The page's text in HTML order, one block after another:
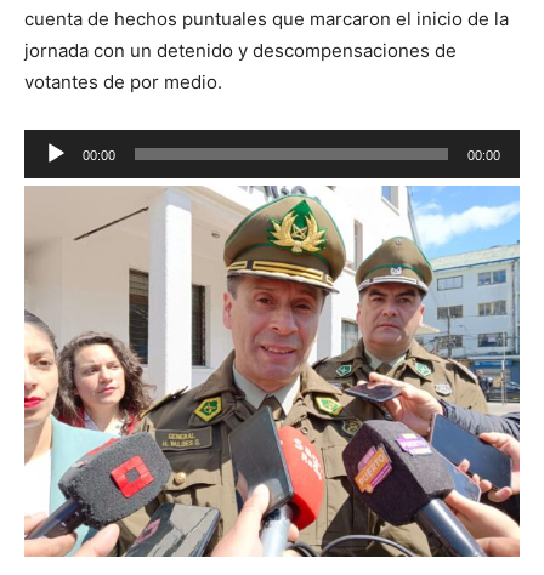
cuenta de hechos puntuales que marcaron el inicio de la
jornada con un detenido y descompensaciones de
votantes de por medio.
Reproductor
de
00:00 00:00